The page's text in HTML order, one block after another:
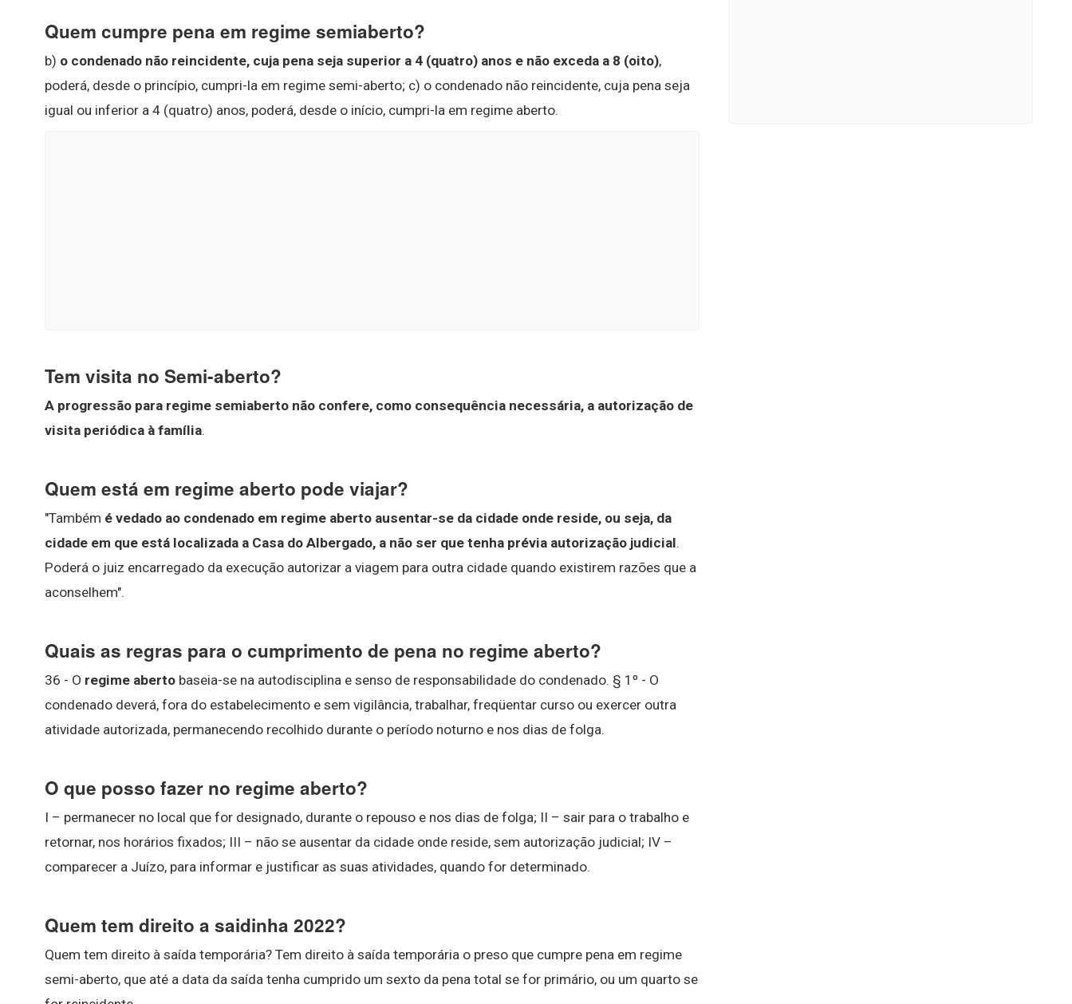
Quem cumpre pena em regime semiaberto?
b) o condenado não reincidente, cuja pena seja superior a 4 (quatro) anos e não exceda a 8 (oito),
poderá, desde o princípio, cumpri-la em regime semi-aberto; c) o condenado não reincidente, cuja pena seja
igual ou inferior a 4 (quatro) anos, poderá, desde o início, cumpri-la em regime aberto.
Tem visita no Semi-aberto?
A progressão para regime semiaberto não confere, como consequência necessária, a autorização de
visita periódica à família.
Quem está em regime aberto pode viajar?
"Também é vedado ao condenado em regime aberto ausentar-se da cidade onde reside, ou seja, da
cidade em que está localizada a Casa do Albergado, a não ser que tenha prévia autorização judicial.
Poderá o juiz encarregado da execução autorizar a viagem para outra cidade quando existirem razões que a
aconselhem".
Quais as regras para o cumprimento de pena no regime aberto?
36 - O regime aberto baseia-se na autodisciplina e senso de responsabilidade do condenado. § 1º - O
condenado deverá, fora do estabelecimento e sem vigilância, trabalhar, freqüentar curso ou exercer outra
atividade autorizada, permanecendo recolhido durante o período noturno e nos dias de folga.
O que posso fazer no regime aberto?
I – permanecer no local que for designado, durante o repouso e nos dias de folga; II – sair para o trabalho e
retornar, nos horários fixados; III – não se ausentar da cidade onde reside, sem autorização judicial; IV –
comparecer a Juízo, para informar e justificar as suas atividades, quando for determinado.
Quem tem direito a saidinha 2022?
Quem tem direito à saída temporária? Tem direito à saída temporária o preso que cumpre pena em regime
semi-aberto, que até a data da saída tenha cumprido um sexto da pena total se for primário, ou um quarto se